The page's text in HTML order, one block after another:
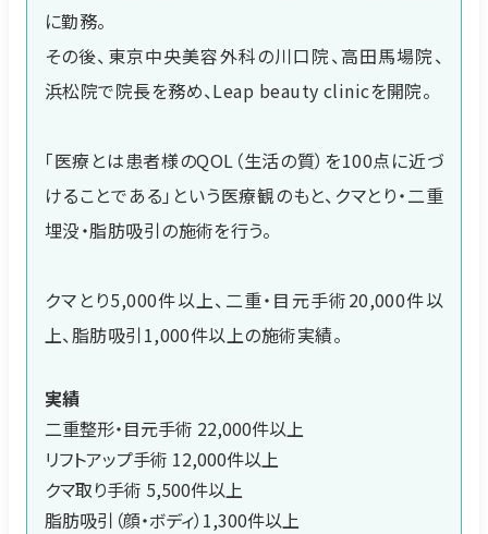
に勤務。
その後、東京中央美容外科の川口院、高田馬場院、
浜松院で院長を務め、Leap beauty clinicを開院。
「医療とは患者様のQOL（生活の質）を100点に近づ
けることである」という医療観のもと、クマとり・二重
埋没・脂肪吸引の施術を行う。
クマとり5,000件以上、二重・目元手術20,000件以
上、脂肪吸引1,000件以上の施術実績。
実績
二重整形・目元手術 22,000件以上
リフトアップ手術 12,000件以上
クマ取り手術 5,500件以上
脂肪吸引（顔・ボディ）1,300件以上